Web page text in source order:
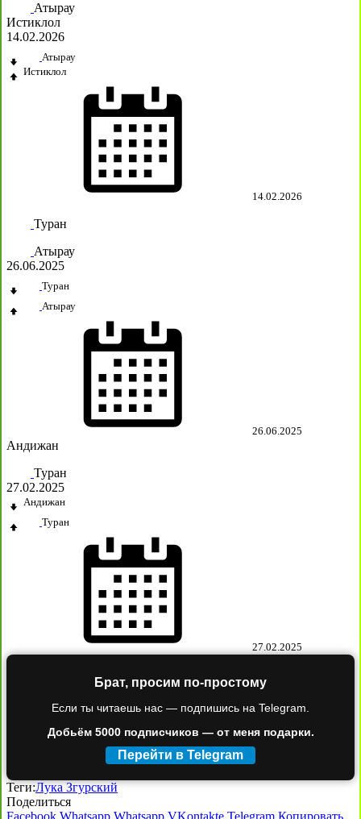
Атырау
Истиклол
14.02.2026
Атырау
Истиклол
14.02.2026
Туран
Атырау
26.06.2025
Туран
Атырау
26.06.2025
Андижан
Туран
27.02.2025
Андижан
Туран
27.02.2025
Брат, просим по-простому
Если ты читаешь нас — подпишись на Telegram.
Добьём 5000 подписчиков — от меня подарки.
Перейти в Telegram
Теги:Лука Згурский
Поделиться